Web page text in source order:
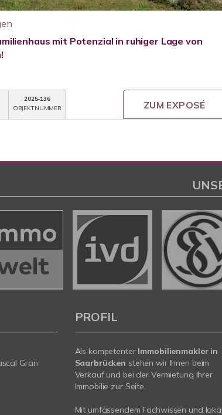
mit Potenzial in ruhiger Lage von
2025-136
OBJEKTNUMMER
ZUM EXPOSÉ
Gran
PROFIL
Als kompetenter Immobilienmakler in
Saarbrücken stehen wir Ihnen beim
Verkauf und bei der Vermietung Ihrer
Immobilie zur Seite.
Mit umfassendem Fachwissen und